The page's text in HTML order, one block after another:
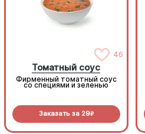
46
Томатный соус
Фирменный томатный соус
со специями и зеленью
Заказать за 29R